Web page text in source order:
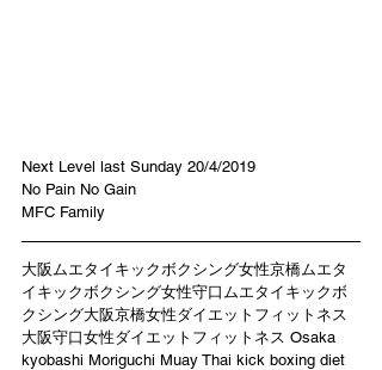
Next Level last Sunday 20/4/2019
No Pain No Gain
MFC Family
大阪ムエタイキックボクシング女性京橋ムエタ
イキックボクシング女性守口ムエタイキックボ
クシング大阪京橋女性ダイエットフィットネス
大阪守口女性ダイエットフィットネス Osaka
kyobashi Moriguchi Muay Thai kick boxing diet